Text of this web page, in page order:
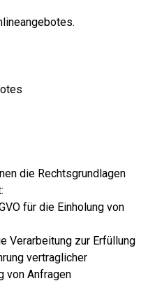
die Rechtsgrundlagen
für die Einholung von
Verarbeitung zur Erfüllung
vertraglicher
von Anfragen